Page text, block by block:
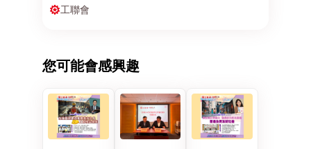
工聯會
您可能會感興趣